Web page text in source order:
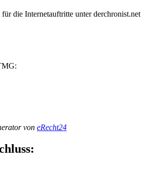
die Internetauftritte unter derchronist.net
von eRecht24